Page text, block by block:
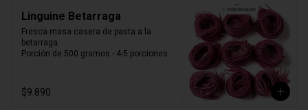
Linguine Betarraga
Fresca masa casera de pasta a la
betarraga.
Porción de 500 gramos - 4-5 porciones.
$9.890